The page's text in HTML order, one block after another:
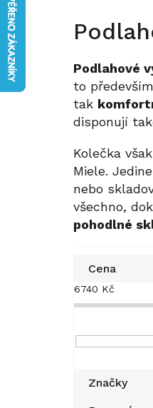
Podlahové
to
tak
disponují
Kolečka
Miele.
nebo
všechno,
pohodlné
s
t
a
n
Cena
6740 Kč
Značky